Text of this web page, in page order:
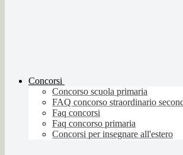
Concorsi
Concorso scuola primaria
FAQ concorso straordinario
Faq concorsi
Faq concorso primaria
Concorsi per insegnare all'estero